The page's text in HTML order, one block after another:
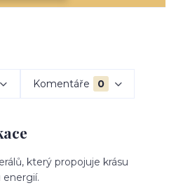
Komentáře 0
který propojuje krásu